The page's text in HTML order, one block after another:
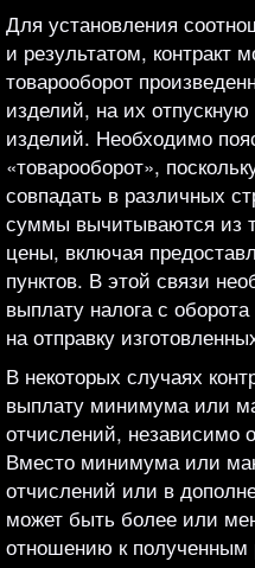
Для установления
и результатом, контракт
товарооборот
изделий, на их
изделий. Необходимо
«товарооборот»,
совпадать в различных
суммы вычитываются из
цены, включая
пунктов. В этой связи
выплату налога с
на отправку
В некоторых случаях
выплату минимума или
отчислений, независимо
Вместо минимума или
отчислений или в
может быть более или
отношению к полученным